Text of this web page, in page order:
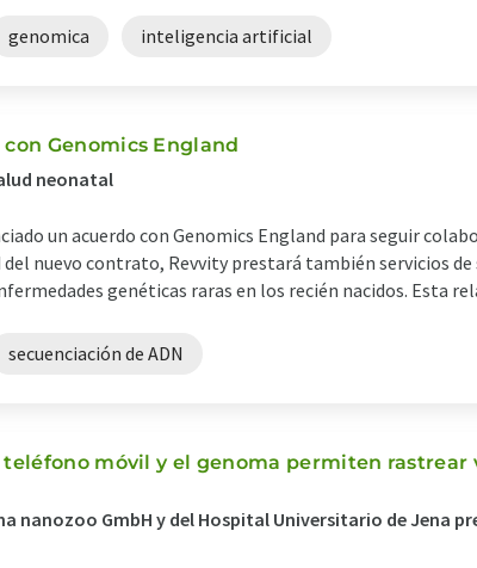
genomica inteligencia artificial
Genomics England
neonatal
un acuerdo con Genomics England para seguir
del nuevo contrato, Revvity prestará también servicios de
genéticas raras en los recién nacidos. Esta
secuenciación de ADN
teléfono móvil y el genoma permiten rastrear
nanozoo GmbH y del Hospital Universitario de Jena